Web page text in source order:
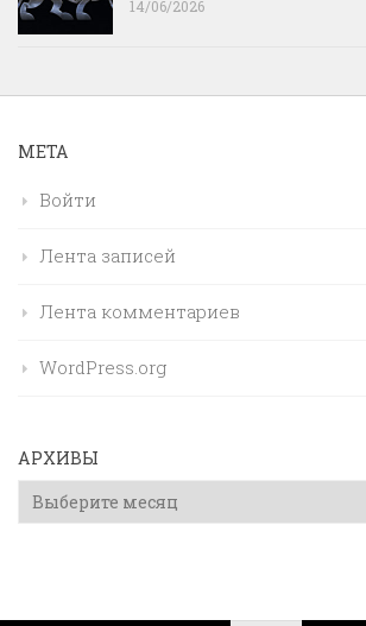
14/06/2026
МЕТА
Войти
Лента записей
Лента комментариев
WordPress.org
АРХИВЫ
Архивы